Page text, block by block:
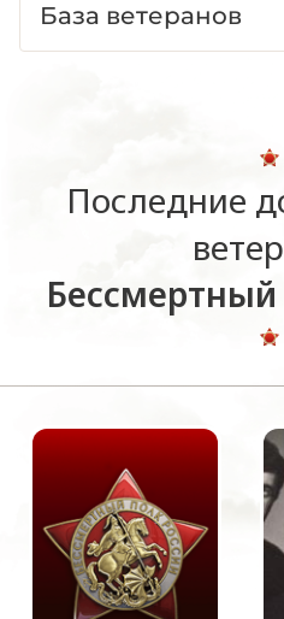
База ветеранов
Последние
Бессмертный